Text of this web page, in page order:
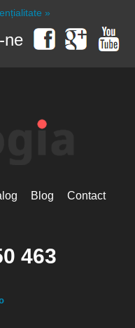
»
ne
Blog Contact
463